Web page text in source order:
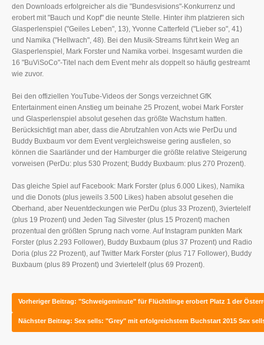
den Downloads erfolgreicher als die "Bundesvisions"-Konkurrenz und
erobert mit "Bauch und Kopf" die neunte Stelle. Hinter ihm platzieren sich
Glasperlenspiel ("Geiles Leben", 13), Yvonne Catterfeld ("Lieber so", 41)
und Namika ("Hellwach", 48). Bei den Musik-Streams führt kein Weg an
Glasperlenspiel, Mark Forster und Namika vorbei. Insgesamt wurden die
16 "BuViSoCo"-Titel nach dem Event mehr als doppelt so häufig gestreamt
wie zuvor.
Bei den offiziellen YouTube-Videos der Songs verzeichnet GfK
Entertainment einen Anstieg um beinahe 25 Prozent, wobei Mark Forster
und Glasperlenspiel absolut gesehen das größte Wachstum hatten.
Berücksichtigt man aber, dass die Abrufzahlen von Acts wie PerDu und
Buddy Buxbaum vor dem Event vergleichsweise gering ausfielen, so
können die Saarländer und der Hamburger die größte relative Steigerung
vorweisen (PerDu: plus 530 Prozent; Buddy Buxbaum: plus 270 Prozent).
Das gleiche Spiel auf Facebook: Mark Forster (plus 6.000 Likes), Namika
und die Donots (plus jeweils 3.500 Likes) haben absolut gesehen die
Oberhand, aber Neuentdeckungen wie PerDu (plus 33 Prozent), 3viertelelf
(plus 19 Prozent) und Jeden Tag Silvester (plus 15 Prozent) machen
prozentual den größten Sprung nach vorne. Auf Instagram punkten Mark
Forster (plus 2.293 Follower), Buddy Buxbaum (plus 37 Prozent) und Radio
Doria (plus 22 Prozent), auf Twitter Mark Forster (plus 717 Follower), Buddy
Buxbaum (plus 89 Prozent) und 3viertelelf (plus 69 Prozent).
Vorheriger Beitrag: "Schweigeminute" für Flüchtlinge erobert Platz 1 der
Nächster Beitrag: Sex sells: "Grey" mit erfolgreichstem Buchstart 2015 Sex